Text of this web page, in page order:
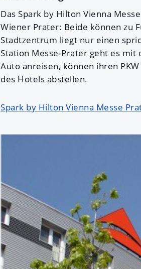
Das Spark by Hilton Vienna
Wiener Prater: Beide können zu
Stadtzentrum liegt nur einen
Station Messe-Prater geht es mit
Auto anreisen, können ihren
des Hotels abstellen.
Spark by Hilton Vienna Messe